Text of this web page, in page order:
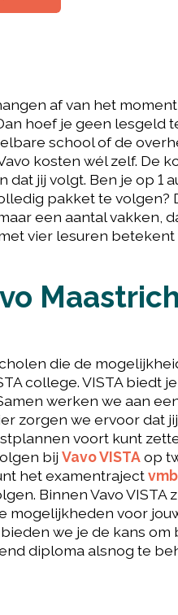
af van het
hoef je geen lesgeld
school of de
kosten wél zelf. De
jij volgt. Ben je op 1
pakket te volgen?
een aantal vakken,
vier lesuren betekent
die de
college. VISTA biedt
werken we aan
zorgen we ervoor dat
voort kunt
bij Vavo VISTAop
het examentraject
Binnen Vavo VISTA
mogelijkheden voor
we je de kans
diploma alsnog te